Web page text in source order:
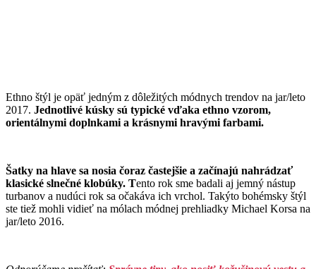
Ethno štýl je opäť jedným z dôležitých módnych trendov na jar/leto
2017. Jednotlivé kúsky sú typické vďaka ethno vzorom,
orientálnymi doplnkami a krásnymi hravými farbami.
Šatky na hlave sa nosia čoraz častejšie a začínajú nahrádzať
klasické slnečné klobúky. Tento rok sme badali aj jemný nástup
turbanov a nudúci rok sa očakáva ich vrchol. Takýto bohémsky štýl
ste tiež mohli vidieť na mólach módnej prehliadky Michael Korsa na
jar/leto 2016.